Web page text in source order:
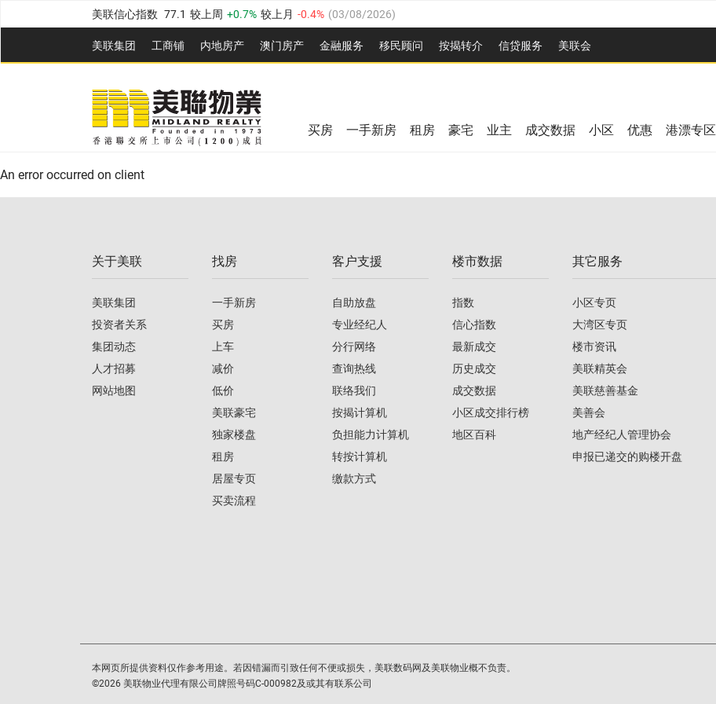
美联信心指数 77.1 较上周 0.7% 较上月 -0.4% (03/08/2026)
全港指数 149.1 较上周 0% 较上月 0.4% ( 03/08/2026
港岛指数 157.4 较上周 -0.3% 较上月 -0.8% (03/08/2026)
九龙指数 156.4 较上周 -0.1% 较上月
新界指数 134.8 较上周 0.1% 较上月 03/08/2026
美联信心指数 77.1 较上周 0.7% 较上月
美联集团 工商铺 内地房产 澳⻔房产 金融服务 移民顾问 按揭转介 信贷服务 美联会
全港指数 149.1 较上周 0% 较上月
美联信心指数 较上周 0.7% 03/08/2026
买房 一手新房 租房 豪宅 业主 成交数据 小区 优惠 港漂专区
An error occurred on client
关于美联
美联集团
投资者关系
集团动态
人才招募
网站地图
找房
一手新房
买房
上车
减价
低价
美联豪宅
独家楼盘
租房
居屋专页
买卖流程
客户支援
自助放盘
专业经纪人
分行网络
查询热线
联络我们
按揭计算机
负担能力计算机
转按计算机
缴款方式
楼市数据
指数
信心指数
最新成交
历史成交
成交数据
小区成交排行榜
地区百科
其它服务
小区专页
大湾区专页
楼市资讯
美联精英会
美联慈善基金
美善会
地产经纪人管理协会
申报已递交的购楼开盘
本网页所提供资料仅作参考用途。若因错漏而引致任何不便或损失，美联数码网及美联物业概不负责。
©2026 美联物业代理有限公司牌照号码C-000982及或其有联系公司